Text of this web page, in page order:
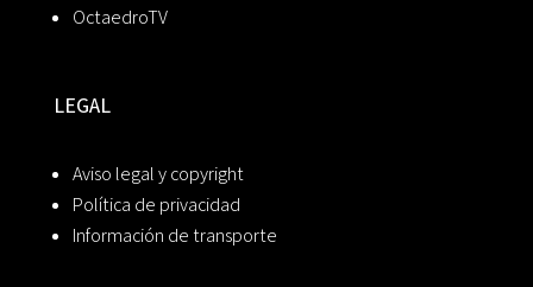
OctaedroTV
LEGAL
Aviso legal y copyright
Política de privacidad
Información de transporte